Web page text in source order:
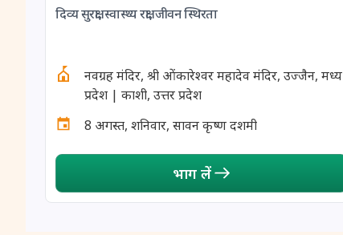
दिव्य सुरक्षा, स्वास्थ्य रक्षा, जीवन स्थिरता
नवग्रह मंदिर, श्री ओंकारेश्वर महादेव मंदिर, उज्जैन, मध्य
प्रदेश | काशी, उत्तर प्रदेश
8 अगस्त, शनिवार, सावन कृष्ण दशमी
भाग लें